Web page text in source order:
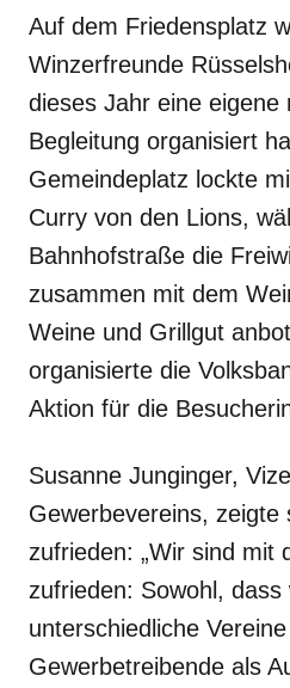
Auf dem Friedensplatz
Winzerfreunde
dieses Jahr eine eigene
Begleitung organisiert
Gemeindeplatz lockte
Curry von den Lions,
Bahnhofstraße die
zusammen mit dem
Weine und Grillgut
organisierte die
Aktion für die
Susanne Junginger,
Gewerbevereins, zeigte
zufrieden: „Wir sind mit
zufrieden: Sowohl, dass
unterschiedliche Vereine
Gewerbetreibende als